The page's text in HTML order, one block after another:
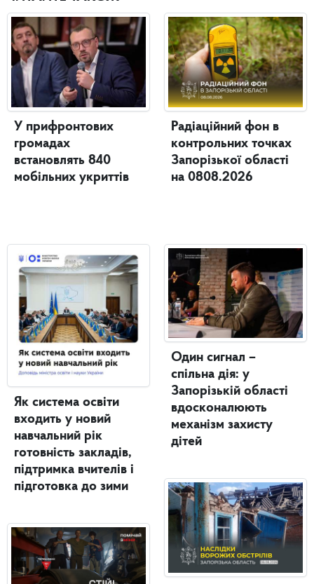
У прифронтових
громадах
встановлять 840
мобільних укриттів
Як система освіти
входить у новий
навчальний рік
готовність закладів,
підтримка вчителів і
підготовка до зими
Радіаційний фон в
контрольних точках
Запорізької області
на 0808.2026
Один сигнал –
спільна дія: у
Запорізькій області
вдосконалюють
механізм захисту
дітей